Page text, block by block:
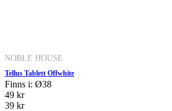
NOBLE HOUSE
Tellus Tablett Offwhite
Finns i: Ø38
49 kr
39 kr